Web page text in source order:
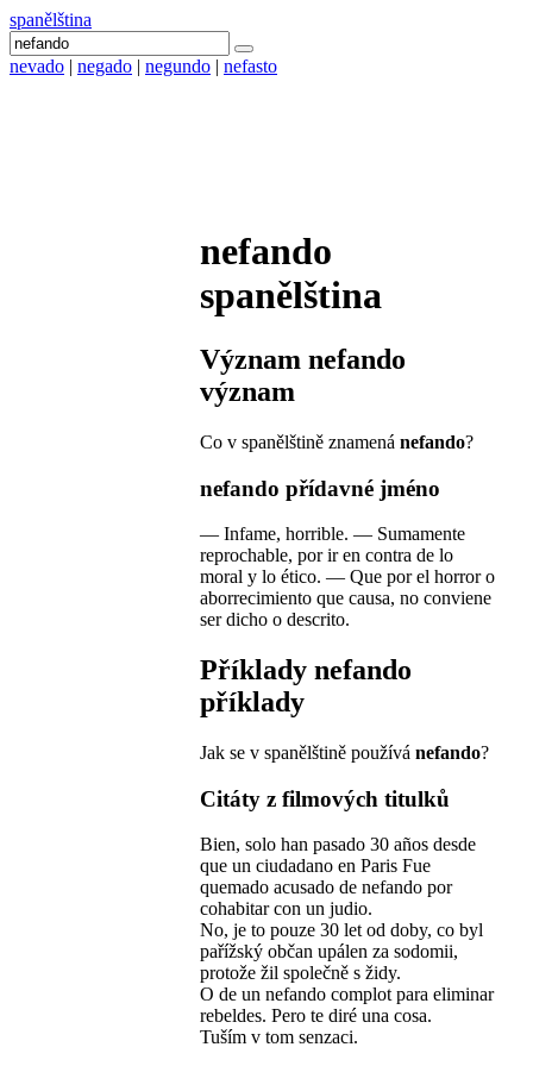
spanělština
nevado | negado | negundo | nefasto
nefando
spanělština
Význam nefando
význam
Co v spanělštině znamená nefando?
nefando přídavné jméno
— Infame, horrible. — Sumamente
reprochable, por ir en contra de lo
moral y lo ético. — Que por el horror o
aborrecimiento que causa, no conviene
ser dicho o descrito.
Příklady nefando
příklady
Jak se v spanělštině používá nefando?
Citáty z filmových titulků
Bien, solo han pasado 30 años desde
que un ciudadano en Paris Fue
quemado acusado de nefando por
cohabitar con un judio.
No, je to pouze 30 let od doby, co byl
pařížský občan upálen za sodomii,
protože žil společně s židy.
O de un nefando complot para eliminar
rebeldes. Pero te diré una cosa.
Tuším v tom senzaci.